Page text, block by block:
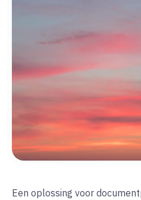
Een oplossing voor